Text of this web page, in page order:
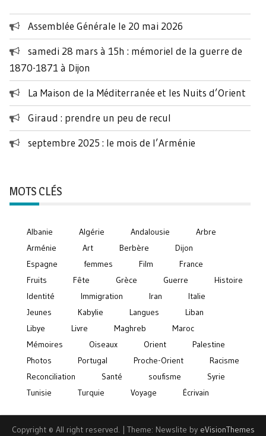
Assemblée Générale le 20 mai 2026
samedi 28 mars à 15h : mémoriel de la guerre de
1870-1871 à Dijon
La Maison de la Méditerranée et les Nuits d’Orient
Giraud : prendre un peu de recul
septembre 2025 : le mois de l’Arménie
MOTS CLÉS
Albanie Algérie Andalousie
Arbre
Arménie
Art Berbère
Dijon
Espagne
femmes Film
France
Fruits
Fête Grèce Guerre
Histoire
Identité
Immigration Iran
Italie
Jeunes
Kabylie Langues
Liban
Libye
Livre Maghreb
Maroc
Mémoires
Oiseaux Orient
Palestine
Photos
Portugal Proche-Orient
Racisme
Reconciliation
Santé soufisme
Syrie
Tunisie
Turquie Voyage Écrivain
Copyright © All right reserved. | Theme: Newslite by eVisionThemes